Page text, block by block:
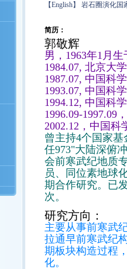
【English】
岩石圈演化国
简历：
郭敬辉
男，1963年1月
1984.07, 北京大
1987.07, 中国科
1993.07, 中国科
1994.12, 中国科
1996.09-1997.09
2002.12，中国
曾主持4个国家
任973"大陆深俯
会前寒武纪地质
员、同位素地球
期合作研究。已
次。
研究方向：
主要从事前寒武
拉通早前寒武纪
期板块构造过程
化。